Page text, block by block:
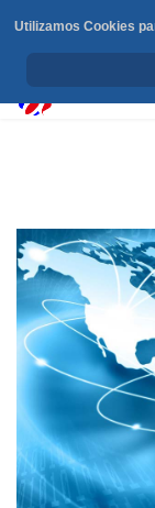
Utilizamos Cookies